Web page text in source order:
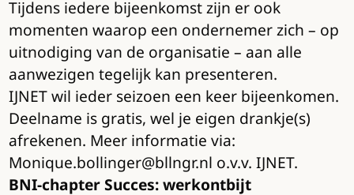
Tijdens iedere bijeenkomst zijn er ook
momenten waarop een ondernemer zich – op
uitnodiging van de organisatie – aan alle
aanwezigen tegelijk kan presenteren.
IJNET wil ieder seizoen een keer bijeenkomen.
Deelname is gratis, wel je eigen drankje(s)
afrekenen. Meer informatie via:
Monique.bollinger@bllngr.nl o.v.v. IJNET.
BNI-chapter Succes: werkontbijt